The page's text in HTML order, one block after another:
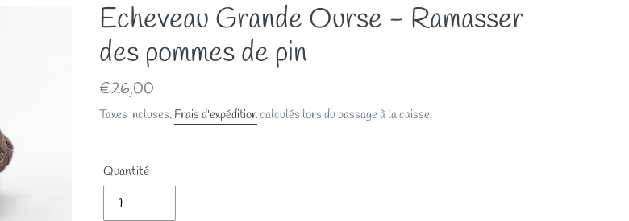
Echeveau Grande Ourse - Ramasser
des pommes de pin
Prix
normal
€26,00
Taxes incluses. Frais d'expéditioncalculés lors du passage à la caisse.
Quantité